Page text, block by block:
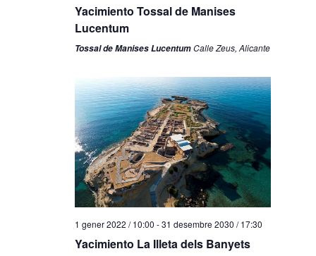
Yacimiento Tossal de Manises
Lucentum
Tossal de Manises LucentumCalle Zeus, Alicante
1 gener 2022 / 10:00 -31 desembre 2030 / 17:30
Yacimiento La Illeta dels Banyets